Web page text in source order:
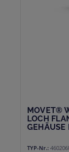
MOVET®
LOCH
TYP-Nr.: